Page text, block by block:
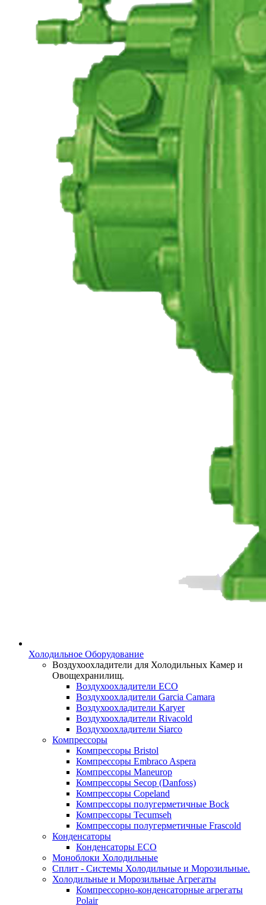
Холодильное Оборудование
Воздухоохладители для Холодильных Камер и
Овощехранилищ.
Воздухоохладители ECO
Воздухоохладители Garcia Camara
Воздухоохладители Karyer
Воздухоохладители Rivacold
Воздухоохладители Siarco
Компрессоры
Компрессоры Bristol
Компрессоры Embraco Aspera
Компрессоры Maneurop
Компрессоры Secop (Danfoss)
Компрессоры Copeland
Компрессоры полугерметичные Bock
Компрессоры Tecumseh
Компрессоры полугерметичные Frascold
Конденсаторы
Конденсаторы ECO
Моноблоки Холодильные
Сплит - Системы Холодильные и Морозильные.
Холодильные и Морозильные Агрегаты
Компрессорно-конденсаторные агрегаты
Polair